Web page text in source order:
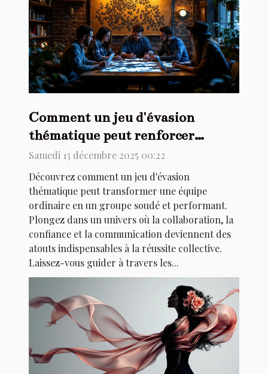
Comment un jeu d'évasion
thématique peut renforcer
l'esprit d'équipe ?
Samedi 13 décembre 2025 00:22
Découvrez comment un jeu d'évasion
thématique peut transformer une équipe
ordinaire en un groupe soudé et performant.
Plongez dans un univers où la collaboration, la
confiance et la communication deviennent des
atouts indispensables à la réussite collective.
Laissez-vous guider à travers les...